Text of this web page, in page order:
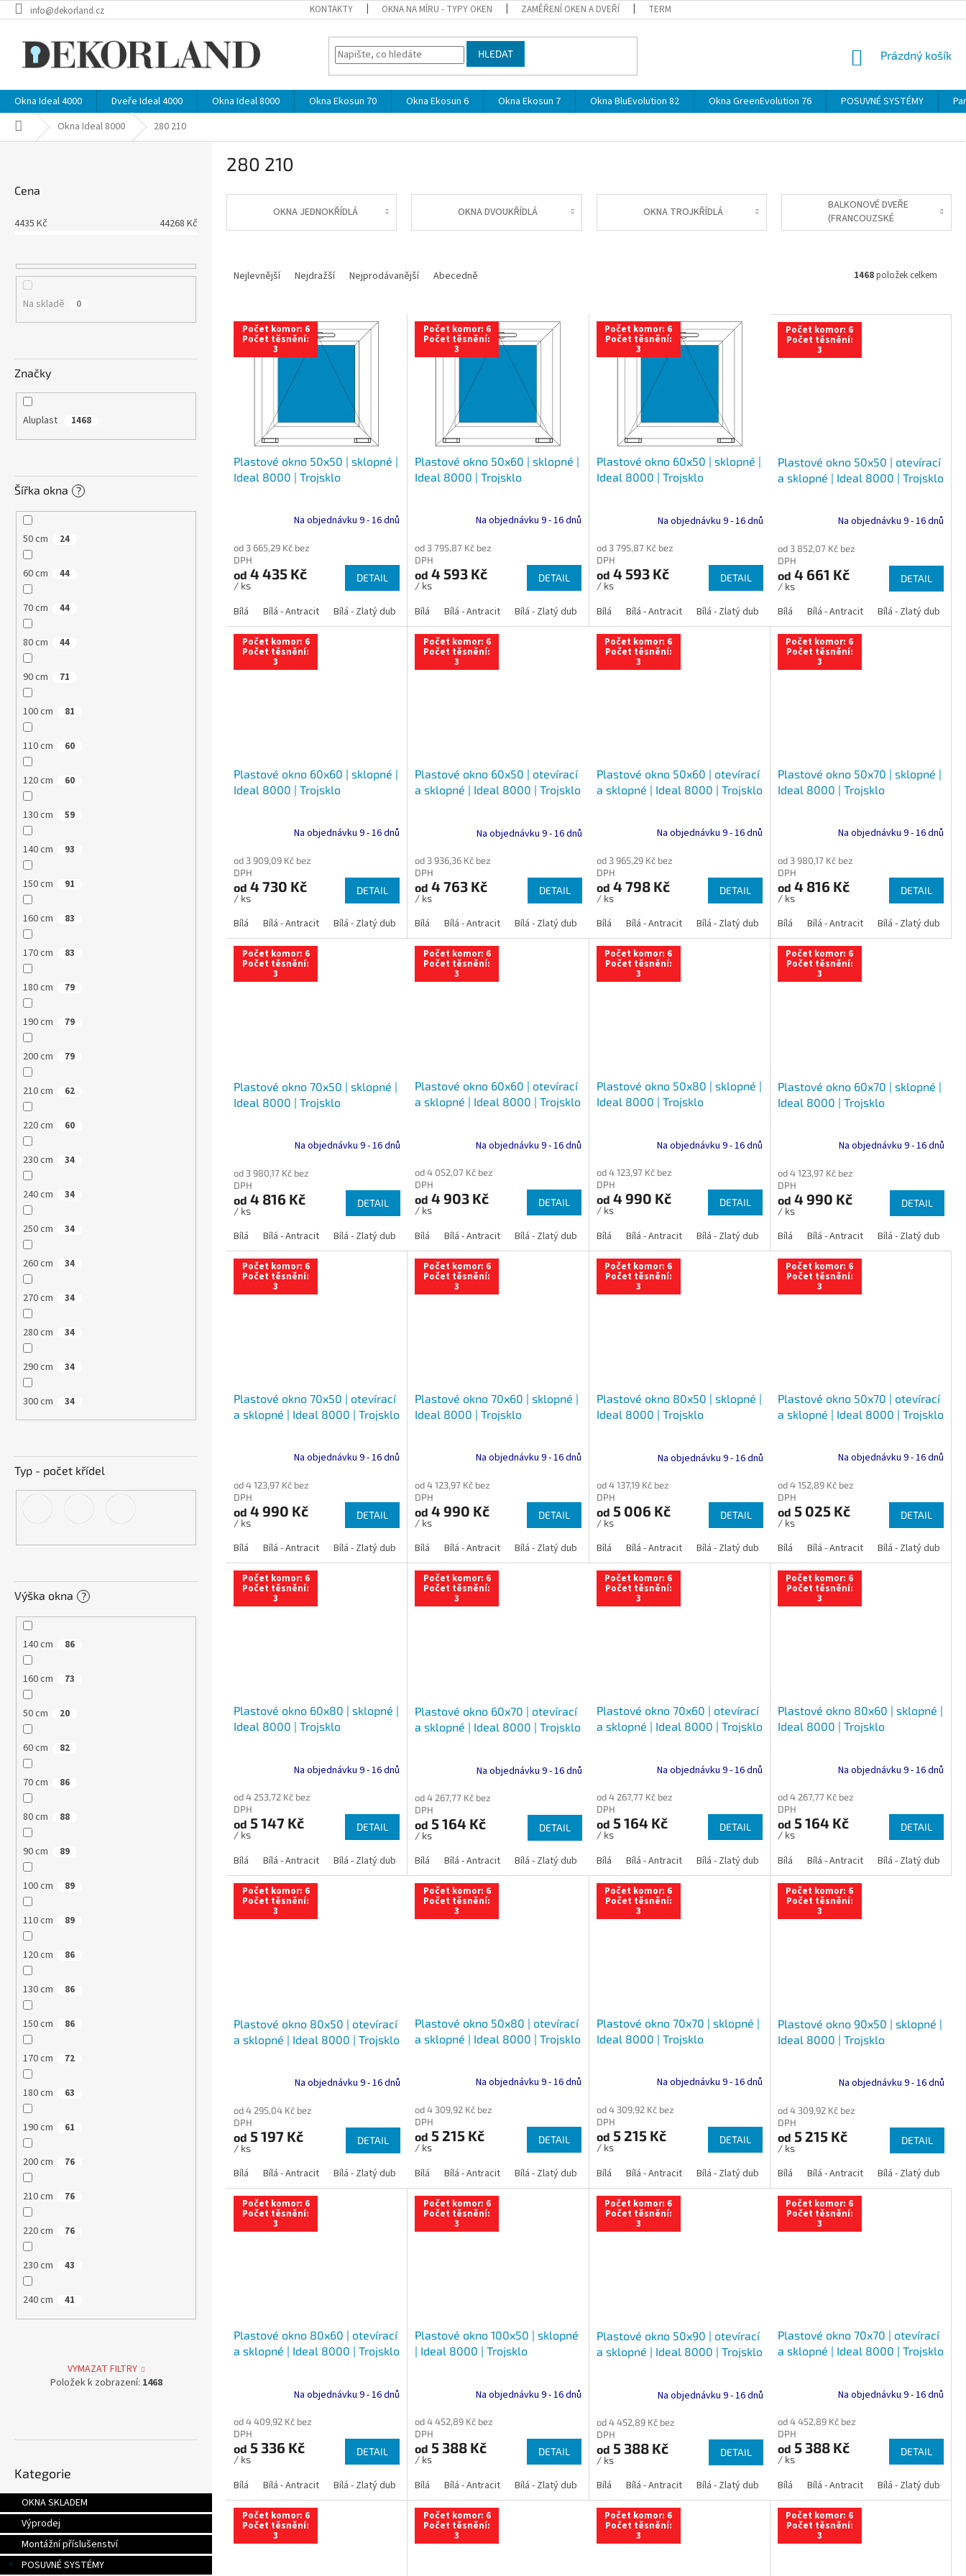
Přejít
na
info@dekorland.cz KONTAKTY OKNA NA MÍRU - TYPY OKEN ZAMĚŘENÍ OKEN A DVEŘÍ TERMÍNY
HLEDAT
NÁKUPNÍ
Prázdný košík
Okna Ideal 4000 Dveře Ideal 4000 Okna Ideal 8000 Okna Ekosun 70 Okna Ekosun 6 Okna Ekosun 7 Okna BluEvolution 82 Okna GreenEvolution 76 POSUVNÉ SYSTÉMY
Domů Okna Ideal 8000 280 210
Cena
4435 Kč 44268 Kč
Na skladě 0
Značky
Aluplast 1468
Šířka okna ?
50 cm 24
60 cm 44
70 cm 44
80 cm 44
90 cm 71
100 cm 81
110 cm 60
120 cm 60
130 cm 59
140 cm 93
150 cm 91
160 cm 83
170 cm 83
180 cm 79
190 cm 79
200 cm 79
210 cm 62
220 cm 60
230 cm 34
240 cm 34
250 cm 34
260 cm 34
270 cm 34
280 cm 34
290 cm 34
300 cm 34
Typ - počet křídel
Výška okna ?
140 cm 86
160 cm 73
50 cm 20
60 cm 82
70 cm 86
80 cm 88
90 cm 89
100 cm 89
110 cm 89
120 cm 86
130 cm 86
150 cm 86
170 cm 72
180 cm 63
190 cm 61
200 cm 76
210 cm 76
220 cm 76
230 cm 43
240 cm 41
VYMAZAT FILTRY
Položek k zobrazení: 1468
kategorie
Kategorie
OKNA SKLADEM
Výprodej
Montážní příslušenství
POSUVNÉ SYSTÉMY
280 210
OKNA JEDNOKŘÍDLÁ OKNA DVOUKŘÍDLÁ OKNA TROJKŘÍDLÁ
BALKONOVÉ DVEŘE
(FRANCOUZSKÉ
OKNO)
n
p
Nejlevnější Nejdražší Nejprodávanější Abecedně 1468položek celkem
V
p
Počet komor: 6
Počet těsnění:
3
Plastové okno 50x50 | sklopné |
Ideal 8000 | Trojsklo
Na objednávku 9 - 16 dnů
od 3 665,29 Kč bez
DPH
od 4 435 Kč
/ ks
DETAIL
Bílá Bílá - Antracit Bílá - Zlatý dub Bílá - Tmavý dub Bílá - Ořech Bílá - Mahagon Antracit Zlatý dub Tmavý dub Ořech Mahagon
Počet komor: 6
Počet těsnění:
3
Plastové okno 50x60 | sklopné |
Ideal 8000 | Trojsklo
Na objednávku 9 - 16 dnů
od 3 795,87 Kč bez
DPH
od 4 593 Kč
/ ks
DETAIL
Bílá Bílá - Antracit Bílá - Zlatý dub Bílá - Tmavý dub Bílá - Ořech Bílá - Mahagon Antracit Zlatý dub Tmavý dub
Počet komor: 6
Počet těsnění:
3
Plastové okno 60x50 | sklopné |
Ideal 8000 | Trojsklo
Na objednávku 9 - 16 dnů
od 3 795,87 Kč bez
DPH
od 4 593 Kč
/ ks
DETAIL
Bílá Bílá - Antracit Bílá - Zlatý dub Bílá - Tmavý dub Bílá - Ořech Bílá -
Počet komor: 6
Počet těsnění:
3
Plastové okno 50x50 | otevírací
a sklopné | Ideal 8000 | Trojsklo
Na objednávku 9 - 16 dnů
od 3 852,07 Kč bez
DPH
od 4 661 Kč
/ ks
DETAIL
Bílá Bílá - Antracit Bílá - Zlatý dub
Počet komor: 6
Počet těsnění:
3
Plastové okno 60x60 | sklopné |
Ideal 8000 | Trojsklo
Na objednávku 9 - 16 dnů
od 3 909,09 Kč bez
DPH
od 4 730 Kč
/ ks
DETAIL
Bílá Bílá - Antracit Bílá - Zlatý dub Bílá - Tmavý dub Bílá - Ořech Bílá - Mahagon Antracit Zlatý dub Tmavý dub Ořech Mahagon
Počet komor: 6
Počet těsnění:
3
Plastové okno 60x50 | otevírací
a sklopné | Ideal 8000 | Trojsklo
Na objednávku 9 - 16 dnů
od 3 936,36 Kč bez
DPH
od 4 763 Kč
/ ks
DETAIL
Bílá Bílá - Antracit Bílá - Zlatý dub Bílá - Tmavý dub Bílá - Ořech Bílá - Mahagon Antracit Zlatý dub Tmavý dub
Počet komor: 6
Počet těsnění:
3
Plastové okno 50x60 | otevírací
a sklopné | Ideal 8000 | Trojsklo
Na objednávku 9 - 16 dnů
od 3 965,29 Kč bez
DPH
od 4 798 Kč
/ ks
DETAIL
Bílá Bílá - Antracit Bílá - Zlatý dub Bílá - Tmavý dub Bílá - Ořech Bílá -
Počet komor: 6
Počet těsnění:
3
Plastové okno 50x70 | sklopné |
Ideal 8000 | Trojsklo
Na objednávku 9 - 16 dnů
od 3 980,17 Kč bez
DPH
od 4 816 Kč
/ ks
DETAIL
Bílá Bílá - Antracit Bílá - Zlatý dub
Počet komor: 6
Počet těsnění:
3
Plastové okno 70x50 | sklopné |
Ideal 8000 | Trojsklo
Na objednávku 9 - 16 dnů
od 3 980,17 Kč bez
DPH
od 4 816 Kč
/ ks
DETAIL
Bílá Bílá - Antracit Bílá - Zlatý dub Bílá - Tmavý dub Bílá - Ořech Bílá - Mahagon Antracit Zlatý dub Tmavý dub Ořech Mahagon
Počet komor: 6
Počet těsnění:
3
Plastové okno 60x60 | otevírací
a sklopné | Ideal 8000 | Trojsklo
Na objednávku 9 - 16 dnů
od 4 052,07 Kč bez
DPH
od 4 903 Kč
/ ks
DETAIL
Bílá Bílá - Antracit Bílá - Zlatý dub Bílá - Tmavý dub Bílá - Ořech Bílá - Mahagon Antracit Zlatý dub Tmavý dub
Počet komor: 6
Počet těsnění:
3
Plastové okno 50x80 | sklopné |
Ideal 8000 | Trojsklo
Na objednávku 9 - 16 dnů
od 4 123,97 Kč bez
DPH
od 4 990 Kč
/ ks
DETAIL
Bílá Bílá - Antracit Bílá - Zlatý dub Bílá - Tmavý dub Bílá - Ořech Bílá -
Počet komor: 6
Počet těsnění:
3
Plastové okno 60x70 | sklopné |
Ideal 8000 | Trojsklo
Na objednávku 9 - 16 dnů
od 4 123,97 Kč bez
DPH
od 4 990 Kč
/ ks
DETAIL
Bílá Bílá - Antracit Bílá - Zlatý dub
Počet komor: 6
Počet těsnění:
3
Plastové okno 70x50 | otevírací
a sklopné | Ideal 8000 | Trojsklo
Na objednávku 9 - 16 dnů
od 4 123,97 Kč bez
DPH
od 4 990 Kč
/ ks
DETAIL
Bílá Bílá - Antracit Bílá - Zlatý dub Bílá - Tmavý dub Bílá - Ořech Bílá - Mahagon Antracit Zlatý dub Tmavý dub Ořech Mahagon
Počet komor: 6
Počet těsnění:
3
Plastové okno 70x60 | sklopné |
Ideal 8000 | Trojsklo
Na objednávku 9 - 16 dnů
od 4 123,97 Kč bez
DPH
od 4 990 Kč
/ ks
DETAIL
Bílá Bílá - Antracit Bílá - Zlatý dub Bílá - Tmavý dub Bílá - Ořech Bílá - Mahagon Antracit Zlatý dub Tmavý dub
Počet komor: 6
Počet těsnění:
3
Plastové okno 80x50 | sklopné |
Ideal 8000 | Trojsklo
Na objednávku 9 - 16 dnů
od 4 137,19 Kč bez
DPH
od 5 006 Kč
/ ks
DETAIL
Bílá Bílá - Antracit Bílá - Zlatý dub Bílá - Tmavý dub Bílá - Ořech Bílá -
Počet komor: 6
Počet těsnění:
3
Plastové okno 50x70 | otevírací
a sklopné | Ideal 8000 | Trojsklo
Na objednávku 9 - 16 dnů
od 4 152,89 Kč bez
DPH
od 5 025 Kč
/ ks
DETAIL
Bílá Bílá - Antracit Bílá - Zlatý dub
Počet komor: 6
Počet těsnění:
3
Plastové okno 60x80 | sklopné |
Ideal 8000 | Trojsklo
Na objednávku 9 - 16 dnů
od 4 253,72 Kč bez
DPH
od 5 147 Kč
/ ks
DETAIL
Bílá Bílá - Antracit Bílá - Zlatý dub Bílá - Tmavý dub Bílá - Ořech Bílá - Mahagon Antracit Zlatý dub Tmavý dub Ořech Mahagon
Počet komor: 6
Počet těsnění:
3
Plastové okno 60x70 | otevírací
a sklopné | Ideal 8000 | Trojsklo
Na objednávku 9 - 16 dnů
od 4 267,77 Kč bez
DPH
od 5 164 Kč
/ ks
DETAIL
Bílá Bílá - Antracit Bílá - Zlatý dub Bílá - Tmavý dub Bílá - Ořech Bílá - Mahagon Antracit Zlatý dub Tmavý dub
Počet komor: 6
Počet těsnění:
3
Plastové okno 70x60 | otevírací
a sklopné | Ideal 8000 | Trojsklo
Na objednávku 9 - 16 dnů
od 4 267,77 Kč bez
DPH
od 5 164 Kč
/ ks
DETAIL
Bílá Bílá - Antracit Bílá - Zlatý dub Bílá - Tmavý dub Bílá - Ořech Bílá -
Počet komor: 6
Počet těsnění:
3
Plastové okno 80x60 | sklopné |
Ideal 8000 | Trojsklo
Na objednávku 9 - 16 dnů
od 4 267,77 Kč bez
DPH
od 5 164 Kč
/ ks
DETAIL
Bílá Bílá - Antracit Bílá - Zlatý dub
Počet komor: 6
Počet těsnění:
3
Plastové okno 80x50 | otevírací
a sklopné | Ideal 8000 | Trojsklo
Na objednávku 9 - 16 dnů
od 4 295,04 Kč bez
DPH
od 5 197 Kč
/ ks
DETAIL
Bílá Bílá - Antracit Bílá - Zlatý dub Bílá - Tmavý dub Bílá - Ořech Bílá - Mahagon Antracit Zlatý dub Tmavý dub Ořech Mahagon
Počet komor: 6
Počet těsnění:
3
Plastové okno 50x80 | otevírací
a sklopné | Ideal 8000 | Trojsklo
Na objednávku 9 - 16 dnů
od 4 309,92 Kč bez
DPH
od 5 215 Kč
/ ks
DETAIL
Bílá Bílá - Antracit Bílá - Zlatý dub Bílá - Tmavý dub Bílá - Ořech Bílá - Mahagon Antracit Zlatý dub Tmavý dub
Počet komor: 6
Počet těsnění:
3
Plastové okno 70x70 | sklopné |
Ideal 8000 | Trojsklo
Na objednávku 9 - 16 dnů
od 4 309,92 Kč bez
DPH
od 5 215 Kč
/ ks
DETAIL
Bílá Bílá - Antracit Bílá - Zlatý dub Bílá - Tmavý dub Bílá - Ořech Bílá -
Počet komor: 6
Počet těsnění:
3
Plastové okno 90x50 | sklopné |
Ideal 8000 | Trojsklo
Na objednávku 9 - 16 dnů
od 4 309,92 Kč bez
DPH
od 5 215 Kč
/ ks
DETAIL
Bílá Bílá - Antracit Bílá - Zlatý dub
Počet komor: 6
Počet těsnění:
3
Plastové okno 80x60 | otevírací
a sklopné | Ideal 8000 | Trojsklo
Na objednávku 9 - 16 dnů
od 4 409,92 Kč bez
DPH
od 5 336 Kč
/ ks
DETAIL
Bílá Bílá - Antracit Bílá - Zlatý dub Bílá - Tmavý dub Bílá - Ořech Bílá - Mahagon Antracit Zlatý dub Tmavý dub Ořech Mahagon
Počet komor: 6
Počet těsnění:
3
Plastové okno 100x50 | sklopné
| Ideal 8000 | Trojsklo
Na objednávku 9 - 16 dnů
od 4 452,89 Kč bez
DPH
od 5 388 Kč
/ ks
DETAIL
Bílá Bílá - Antracit Bílá - Zlatý dub Bílá - Tmavý dub Bílá - Ořech Bílá - Mahagon Antracit Zlatý dub Tmavý dub
Počet komor: 6
Počet těsnění:
3
Plastové okno 50x90 | otevírací
a sklopné | Ideal 8000 | Trojsklo
Na objednávku 9 - 16 dnů
od 4 452,89 Kč bez
DPH
od 5 388 Kč
/ ks
DETAIL
Bílá Bílá - Antracit Bílá - Zlatý dub Bílá - Tmavý dub Bílá - Ořech Bílá -
Počet komor: 6
Počet těsnění:
3
Plastové okno 70x70 | otevírací
a sklopné | Ideal 8000 | Trojsklo
Na objednávku 9 - 16 dnů
od 4 452,89 Kč bez
DPH
od 5 388 Kč
/ ks
DETAIL
Bílá Bílá - Antracit Bílá - Zlatý dub
Počet komor: 6
Počet těsnění:
3
Počet komor: 6
Počet těsnění:
3
Počet komor: 6
Počet těsnění:
3
Počet komor: 6
Počet těsnění:
3